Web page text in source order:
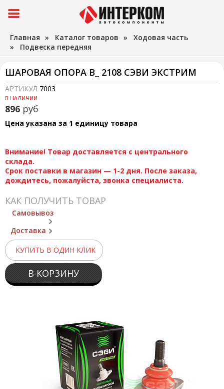
Главная » Каталог товаров » Ходовая часть
» Подвеска передняя
ШАРОВАЯ ОПОРА В_ 2108 СЭВИ ЭКСТРИМ
АРТИКУЛ 7003
В НАЛИЧИИ
896 руб
Цена указана за 1 единицу товара
Внимание! Товар доставляется с центрального
склада.
Срок поставки в магазин — 1-2 дня. После заказа,
дождитесь, пожалуйста, звонка специалиста.
КАК ПОЛУЧИТЬ ТОВАР
Самовывоз
Доставка
КУПИТЬ В ОДИН КЛИК
В КОРЗИНУ